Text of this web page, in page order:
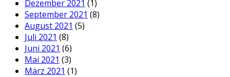
Dezember 2021 (1)
September 2021 (8)
August 2021 (5)
Juli 2021 (8)
Juni 2021 (6)
Mai 2021 (3)
März 2021 (1)